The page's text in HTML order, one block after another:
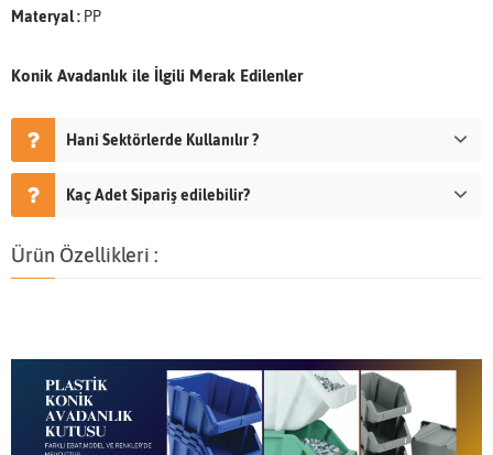
Materyal : PP
Konik Avadanlık ile İlgili Merak Edilenler
Hani Sektörlerde Kullanılır ?
Kaç Adet Sipariş edilebilir?
Ürün Özellikleri :